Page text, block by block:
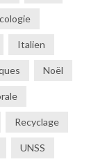
Italien
Noël
Recyclage
UNSS